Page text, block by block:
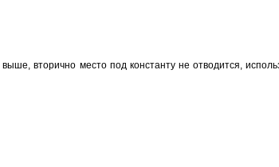
вторично место под константу не отводится,